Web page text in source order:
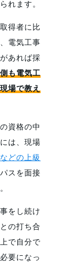
れます。
得者に比
電気工事
あれば採
も電気工
場で教え
資格の中
は、現場
どの上級
スを面接
をし続け
の打ち合
で自分で
要になっ